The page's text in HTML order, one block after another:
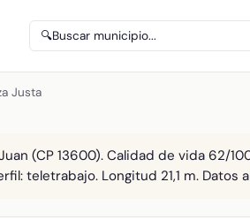
🔍Buscar municipio...
Justa
(CP 13600). Calidad de vida 62/
teletrabajo. Longitud 21,1 m. Datos